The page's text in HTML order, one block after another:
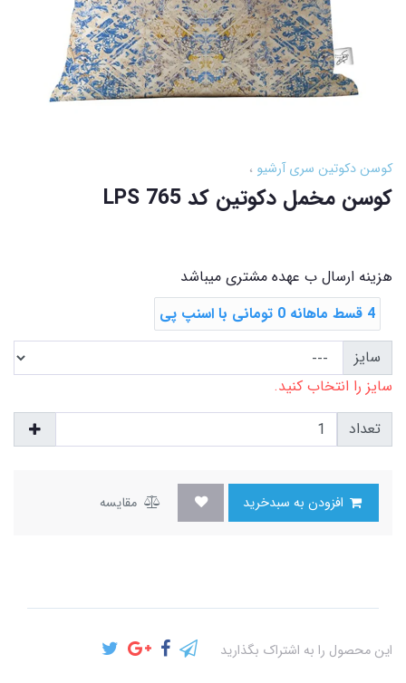
کوسن دکوتین سری آرشیو
کوسن مخمل دکوتین کد LPS 765
هزینه ارسال ب عهده مشتری میباشد
4 قسط ماهانه 0 تومانی با اسنپ ‌پی
سایز
سایز را انتخاب کنید.
تعداد
مقایسه
این محصول را به اشتراک بگذارید